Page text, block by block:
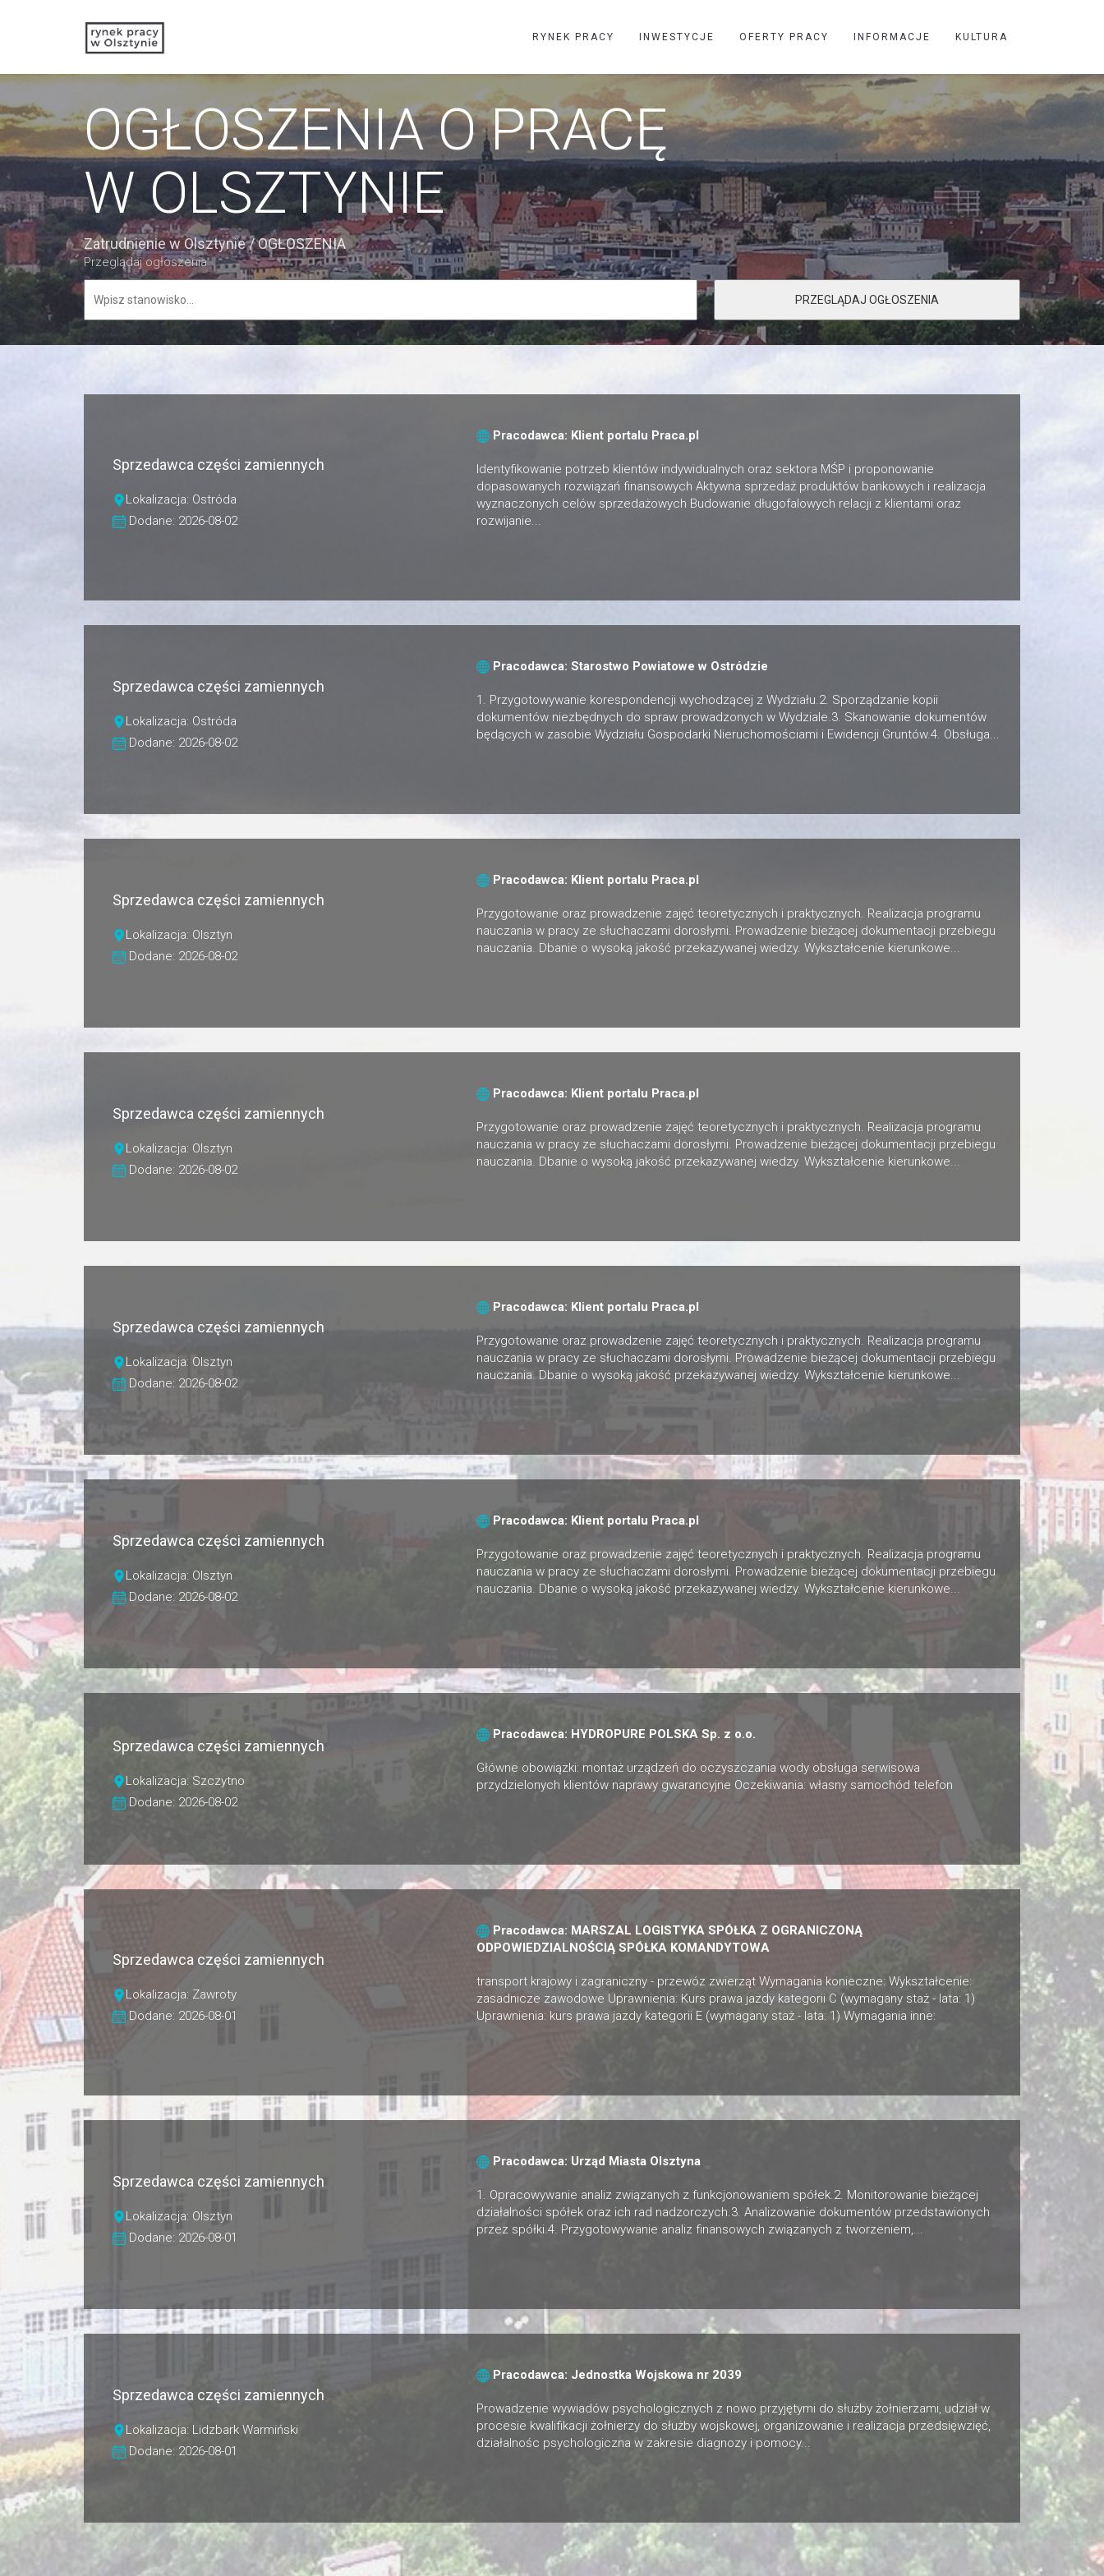
RYNEK PRACY INWESTYCJE OFERTY PRACY INFORMACJE KULTURA
OGŁOSZENIA O PRACĘ
W OLSZTYNIE
Zatrudnienie w Olsztynie/OGŁOSZENIA
Przeglądaj ogłoszenia
Sprzedawca części zamiennych
Lokalizacja: Ostróda
Dodane: 2026-08-02
Pracodawca: Klient portalu Praca.pl
Identyfikowanie potrzeb klientów indywidualnych oraz sektora MŚP i proponowanie
dopasowanych rozwiązań finansowych Aktywna sprzedaż produktów bankowych i realizacja
wyznaczonych celów sprzedażowych Budowanie długofalowych relacji z klientami oraz
rozwijanie...
Sprzedawca części zamiennych
Lokalizacja: Ostróda
Dodane: 2026-08-02
Pracodawca: Starostwo Powiatowe w Ostródzie
1. Przygotowywanie korespondencji wychodzącej z Wydziału.2. Sporządzanie kopii
dokumentów niezbędnych do spraw prowadzonych w Wydziale.3. Skanowanie dokumentów
będących w zasobie Wydziału Gospodarki Nieruchomościami i Ewidencji Gruntów.4. Obsługa...
Sprzedawca części zamiennych
Lokalizacja: Olsztyn
Dodane: 2026-08-02
Pracodawca: Klient portalu Praca.pl
Przygotowanie oraz prowadzenie zajęć teoretycznych i praktycznych. Realizacja programu
nauczania w pracy ze słuchaczami dorosłymi. Prowadzenie bieżącej dokumentacji przebiegu
nauczania. Dbanie o wysoką jakość przekazywanej wiedzy. Wykształcenie kierunkowe...
Sprzedawca części zamiennych
Lokalizacja: Olsztyn
Dodane: 2026-08-02
Pracodawca: Klient portalu Praca.pl
Przygotowanie oraz prowadzenie zajęć teoretycznych i praktycznych. Realizacja programu
nauczania w pracy ze słuchaczami dorosłymi. Prowadzenie bieżącej dokumentacji przebiegu
nauczania. Dbanie o wysoką jakość przekazywanej wiedzy. Wykształcenie kierunkowe...
Sprzedawca części zamiennych
Lokalizacja: Olsztyn
Dodane: 2026-08-02
Pracodawca: Klient portalu Praca.pl
Przygotowanie oraz prowadzenie zajęć teoretycznych i praktycznych. Realizacja programu
nauczania w pracy ze słuchaczami dorosłymi. Prowadzenie bieżącej dokumentacji przebiegu
nauczania. Dbanie o wysoką jakość przekazywanej wiedzy. Wykształcenie kierunkowe...
Sprzedawca części zamiennych
Lokalizacja: Olsztyn
Dodane: 2026-08-02
Pracodawca: Klient portalu Praca.pl
Przygotowanie oraz prowadzenie zajęć teoretycznych i praktycznych. Realizacja programu
nauczania w pracy ze słuchaczami dorosłymi. Prowadzenie bieżącej dokumentacji przebiegu
nauczania. Dbanie o wysoką jakość przekazywanej wiedzy. Wykształcenie kierunkowe...
Sprzedawca części zamiennych
Lokalizacja: Szczytno
Dodane: 2026-08-02
Pracodawca: HYDROPURE POLSKA Sp. z o.o.
Główne obowiązki: montaż urządzeń do oczyszczania wody obsługa serwisowa
przydzielonych klientów naprawy gwarancyjne Oczekiwania: własny samochód telefon
Sprzedawca części zamiennych
Lokalizacja: Zawroty
Dodane: 2026-08-01
Pracodawca: MARSZAL LOGISTYKA SPÓŁKA Z OGRANICZONĄ
ODPOWIEDZIALNOŚCIĄ SPÓŁKA KOMANDYTOWA
transport krajowy i zagraniczny - przewóz zwierząt Wymagania konieczne: Wykształcenie:
zasadnicze zawodowe Uprawnienia: Kurs prawa jazdy kategorii C (wymagany staż - lata: 1)
Uprawnienia: kurs prawa jazdy kategorii E (wymagany staż - lata: 1) Wymagania inne:
Sprzedawca części zamiennych
Lokalizacja: Olsztyn
Dodane: 2026-08-01
Pracodawca: Urząd Miasta Olsztyna
1. Opracowywanie analiz związanych z funkcjonowaniem spółek.2. Monitorowanie bieżącej
działalności spółek oraz ich rad nadzorczych.3. Analizowanie dokumentów przedstawionych
przez spółki.4. Przygotowywanie analiz finansowych związanych z tworzeniem,...
Sprzedawca części zamiennych
Lokalizacja: Lidzbark Warmiński
Dodane: 2026-08-01
Pracodawca: Jednostka Wojskowa nr 2039
Prowadzenie wywiadów psychologicznych z nowo przyjętymi do służby żołnierzami, udział w
procesie kwalifikacji żołnierzy do służby wojskowej, organizowanie i realizacja przedsięwzięć,
działalnośc psychologiczna w zakresie diagnozy i pomocy...